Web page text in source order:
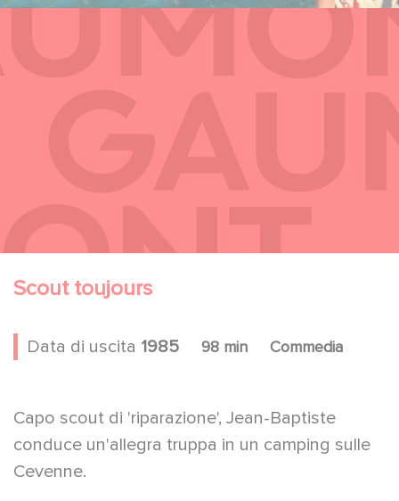
Scout toujours
Data di uscita 1985 98 min Commedia
Capo scout di 'riparazione', Jean-Baptiste
conduce un'allegra truppa in un camping sulle
Cevenne.